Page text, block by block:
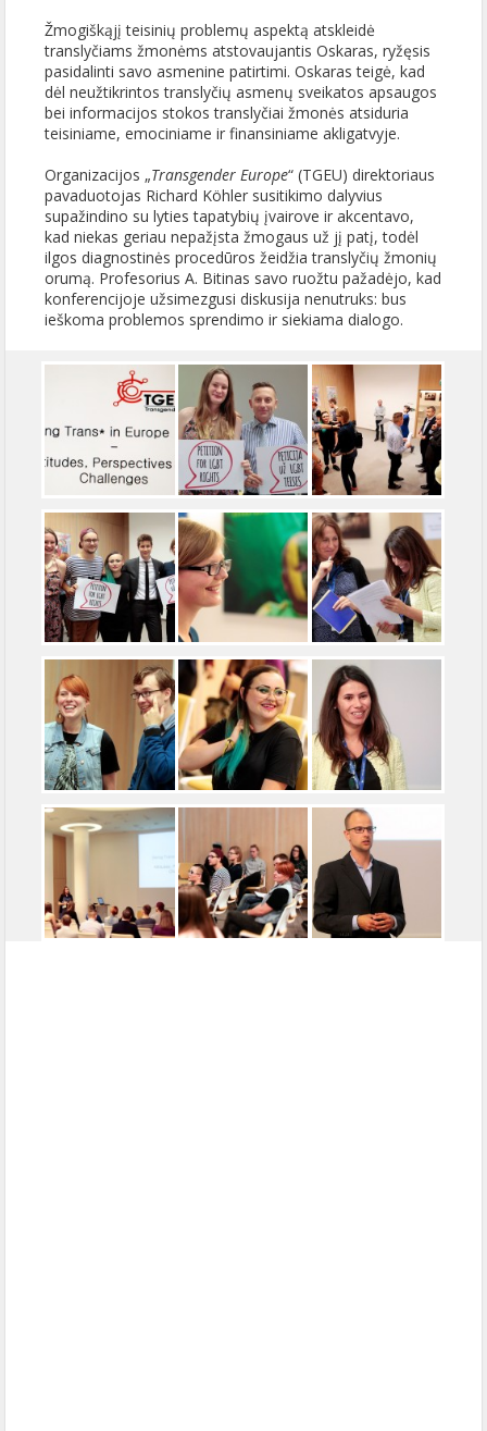
Žmogiškąjį teisinių problemų aspektą atskleidė
translyčiams žmonėms atstovaujantis Oskaras, ryžęsis
pasidalinti savo asmenine patirtimi. Oskaras teigė, kad
dėl neužtikrintos translyčių asmenų sveikatos apsaugos
bei informacijos stokos translyčiai žmonės atsiduria
teisiniame, emociniame ir finansiniame akligatvyje.
Organizacijos „Transgender Europe“ (TGEU) direktoriaus
pavaduotojas Richard Köhler susitikimo dalyvius
supažindino su lyties tapatybių įvairove ir akcentavo,
kad niekas geriau nepažįsta žmogaus už jį patį, todėl
ilgos diagnostinės procedūros žeidžia translyčių žmonių
orumą. Profesorius A. Bitinas savo ruožtu pažadėjo, kad
konferencijoje užsimezgusi diskusija nenutruks: bus
ieškoma problemos sprendimo ir siekiama dialogo.